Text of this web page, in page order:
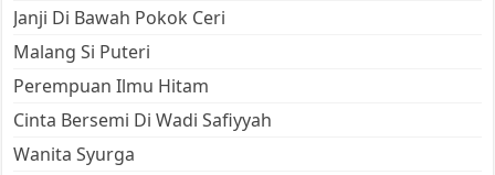
Janji Di Bawah Pokok Ceri
Malang Si Puteri
Perempuan Ilmu Hitam
Cinta Bersemi Di Wadi Safiyyah
Wanita Syurga